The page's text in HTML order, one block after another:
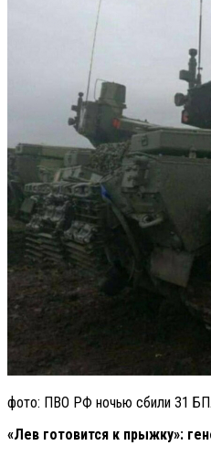
фото: ПВО РФ ночью сбили 31
«Лев готовится к прыжку»: